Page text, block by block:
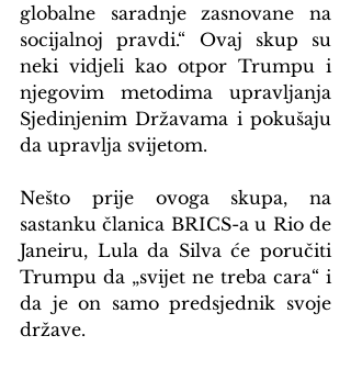
globalne saradnje zasnovane na
socijalnoj pravdi.“ Ovaj skup su
neki vidjeli kao otpor Trumpu i
njegovim metodima upravljanja
Sjedinjenim Državama i pokušaju
da upravlja svijetom.
Nešto prije ovoga skupa, na
sastanku članica BRICS-a u Rio de
Janeiru, Lula da Silva će poručiti
Trumpu da „svijet ne treba cara“ i
da je on samo predsjednik svoje
države.